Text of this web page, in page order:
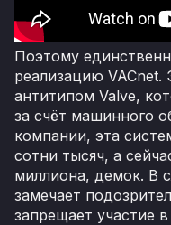
Поэтому
реализацию VACnet.
антитипом Valve,
за счёт машинного
компании, эта
сотни тысяч, а
миллиона, демок. В
замечает
запрещает участие